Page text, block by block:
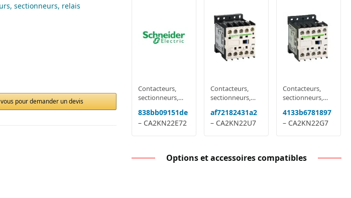
sectionneurs, relais
pour demander un devis
Contacteurs,
sectionneurs,
multifonctions
838bb09151de
– CA2KN22E72
Contacteurs,
sectionneurs,
multifonctions
af72182431a2
– CA2KN22U7
Contacteurs,
sectionneurs,
multifonctions
4133b6781897
– CA2KN22G7
Options et accessoires compatibles